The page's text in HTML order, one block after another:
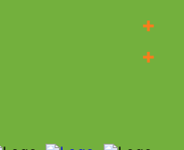
a 5 estrelas
+
+